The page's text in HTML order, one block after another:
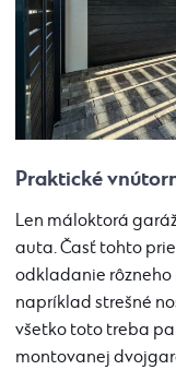
Praktické
Len máloktorá
auta. Časť tohto
odkladanie rôzneho
napríklad strešné
všetko toto treba
montovanej